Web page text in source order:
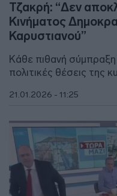
Τζακρή: “Δεν
Κινήματος
Καρυστιανού”
Κάθε πιθανή σύμπραξη
πολιτικές θέσεις της
21.01.2026 - 11:25